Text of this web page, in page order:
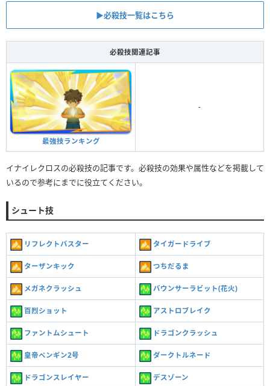
▶︎必殺技一覧はこちら
必殺技関連記事
最強技ランキング
-
イナイレクロスの必殺技の記事です。必殺技の効果や属性などを掲載して
いるので参考にまでに役立てください。
シュート技
リフレクトバスター タイガードライブ
ターザンキック つちだるま
メガネクラッシュ バウンサーラビット(花火)
百烈ショット アストロブレイク
ファントムシュート ドラゴンクラッシュ
皇帝ペンギン2号 ダークトルネード
ドラゴンスレイヤー デスゾーン